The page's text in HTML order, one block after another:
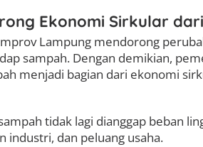
Ekonomi Sirkular
Lampung mendorong
sampah. Dengan demikian,
menjadi bagian dari ekonomi
tidak lagi dianggap beban
industri, dan peluang usaha.